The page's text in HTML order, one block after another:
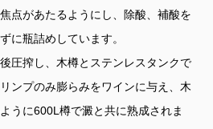
点があたるようにし、除酸、補酸を
に瓶詰めしています。
圧搾し、木樽とステンレスタンクで
ンプのみ膨らみをワインに与え、木
うに600L樽で澱と共に熟成されま